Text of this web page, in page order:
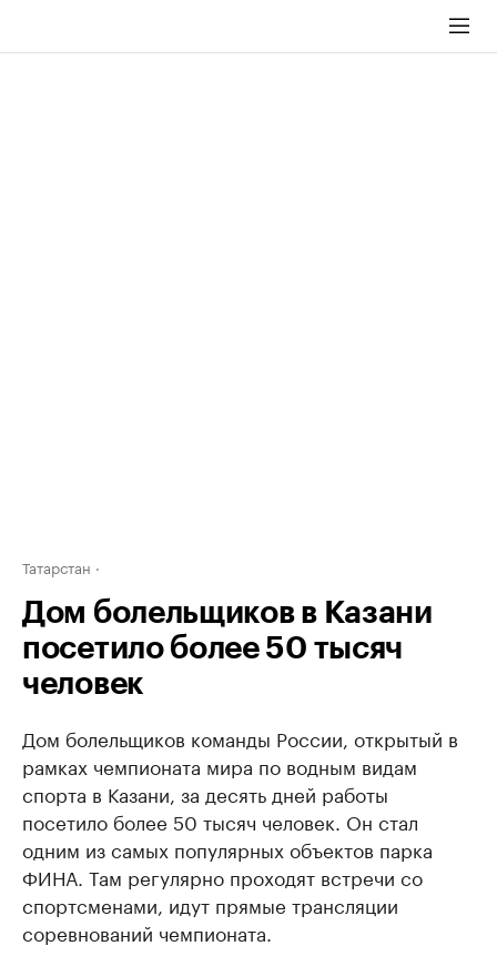
Татарстан
Дом болельщиков в Казани
посетило более 50 тысяч
человек
Дом болельщиков команды России, открытый в
рамках чемпионата мира по водным видам
спорта в Казани, за десять дней работы
посетило более 50 тысяч человек. Он стал
одним из самых популярных объектов парка
ФИНА. Там регулярно проходят встречи со
спортсменами, идут прямые трансляции
соревнований чемпионата.